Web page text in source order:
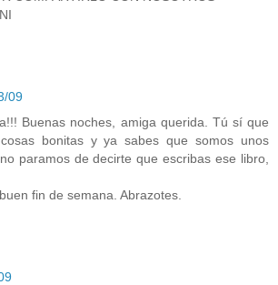
09
Buenas noches, amiga querida. Tú sí que
bonitas y ya sabes que somos unos
paramos de decirte que escribas ese libro,
fin de semana. Abrazotes.